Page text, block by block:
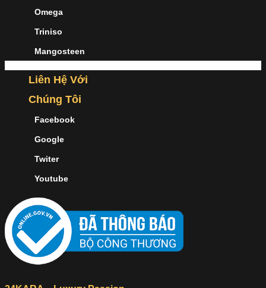
Omega
Triniso
Mangosteen
Liên Hệ Với
Chúng Tôi
Facebook
Google
Twiter
Youtube